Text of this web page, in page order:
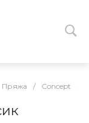
Пряжа / Concept